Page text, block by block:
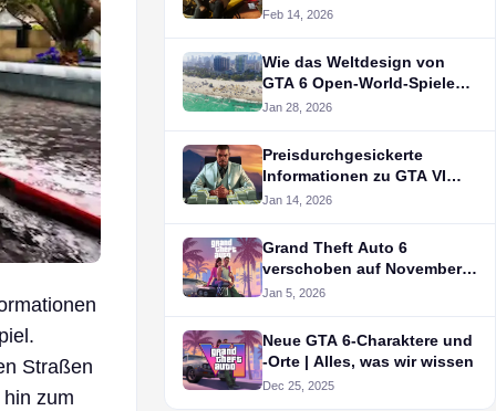
Straßen
zum
Sommer 2026
Feb 14, 2026
Wie das Weltdesign von
GTA 6 Open-World-Spiele
verändern könnte
Jan 28, 2026
Preisdurchgesickerte
Informationen zu GTA VI
sorgen für Begeisterung bei
Jan 14, 2026
Grand Theft Auto 6
verschoben auf November
2026
Jan 5, 2026
Neue GTA 6-Charaktere und
-Orte | Alles, was wir wissen
Dec 25, 2025